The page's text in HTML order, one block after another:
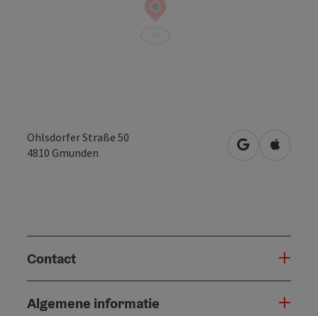
Ohlsdorfer Straße 50
4810 Gmunden Openen in
Contact
Algemene informatie